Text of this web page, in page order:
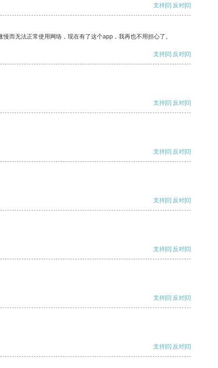
支持[0] 反对[0]
而无法正常使用网络，现在有了这个app，我再也不用担心了。
支持[0] 反对[0]
支持[0] 反对[0]
支持[0] 反对[0]
支持[0] 反对[0]
支持[0] 反对[0]
支持[0] 反对[0]
支持[0] 反对[0]